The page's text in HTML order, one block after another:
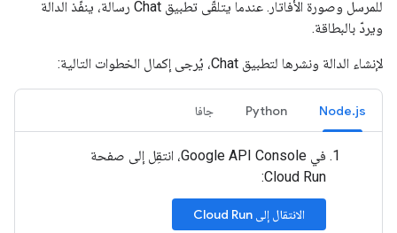
للمرسل وصورة الأفاتار. عندما يتلقّى تطبيق Chat رسالة، ينفّذ الدالة
ويردّ بالبطاقة.
لإنشاء الدالة ونشرها لتطبيق Chat، يُرجى إكمال الخطوات التالية:
Node.js
Python جافا
في Google API Console، انتقِل إلى صفحة
Cloud Run:
الانتقال إلى Cloud Run